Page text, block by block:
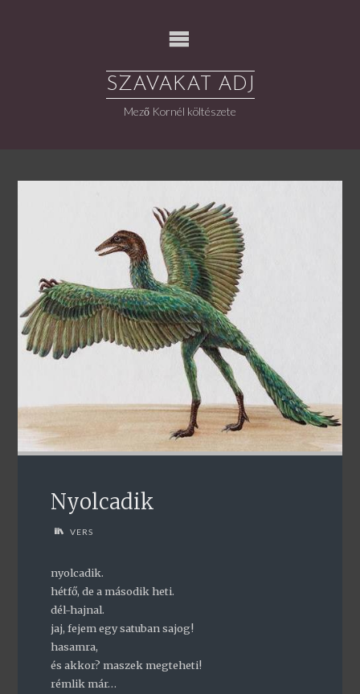
SZAVAKAT ADJ
Mező Kornél költészete
Nyolcadik
VERS
nyolcadik.
hétfő, de a második heti.
dél-hajnal.
jaj, fejem egy satuban sajog!
hasamra,
és akkor? maszek megteheti!
rémlik már…